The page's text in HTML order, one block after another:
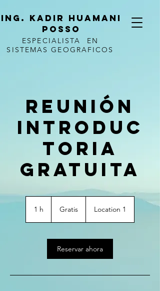
ING. KADIR HUAMANI
POSSO
ESPECIALISTA EN
SISTEMAS GEOGRAFICOS
Reunión
introduc
toria
gratuita
1 h Gratis Location 1
Reservar ahora